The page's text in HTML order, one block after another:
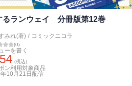
るランウェイ 分冊版第12巻
みれ(著) / コミックニコラ
(0)
ーを書く
(税込)
ン利用対象商品
10月21日 配信